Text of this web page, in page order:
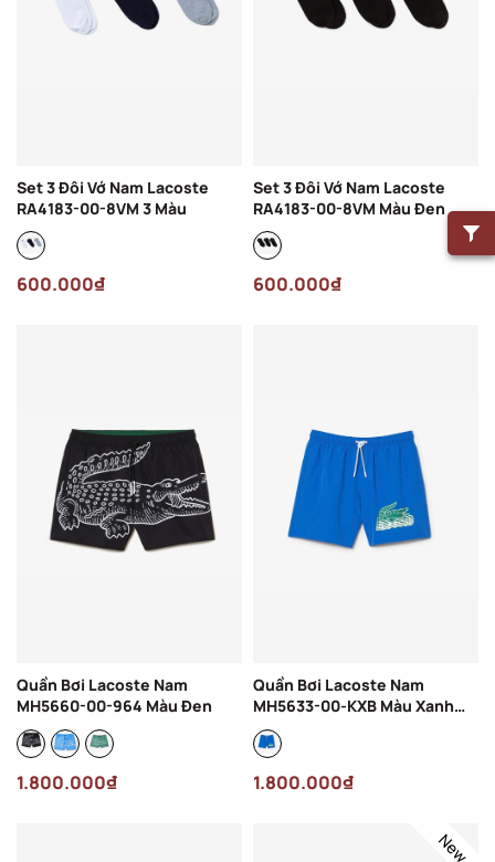
Set 3 Đôi Vớ Nam Lacoste
RA4183-00-8VM 3 Màu
600.000₫
Set 3 Đôi Vớ Nam Lacoste
RA4183-00-8VM Màu Đen
600.000₫
Quần Bơi Lacoste Nam
MH5660-00-964 Màu Đen
1.800.000₫
Quần Bơi Lacoste Nam
MH5633-00-KXB Màu Xanh
Dương
1.800.000₫
New